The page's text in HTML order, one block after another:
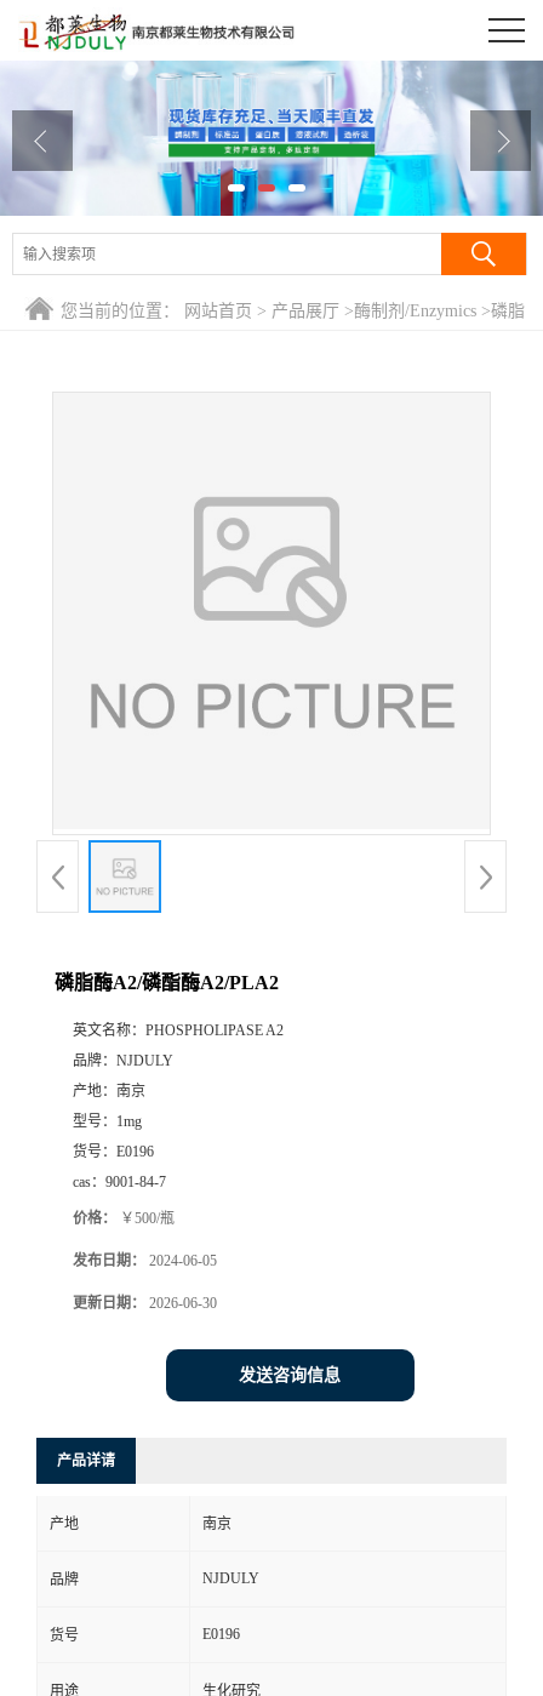
公司介绍
产品展厅
证书荣誉
您当前的位置： 网站首页 > 产品展厅 >酶制剂/Enzymics >磷脂
磷脂酶A2/磷酯酶A2/PLA2
英文名称： PHOSPHOLIPASE A2
品牌： NJDULY
产地： 南京
型号： 1mg
货号： E0196
cas： 9001-84-7
价格： ￥500/瓶
发布日期： 2024-06-05
更新日期： 2026-06-30
发送咨询信息
产品详请
产地 南京
品牌 NJDULY
货号 E0196
用途 生化研究